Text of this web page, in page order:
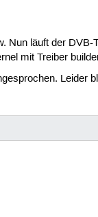
Nun läuft der
mit Treiber
Leider